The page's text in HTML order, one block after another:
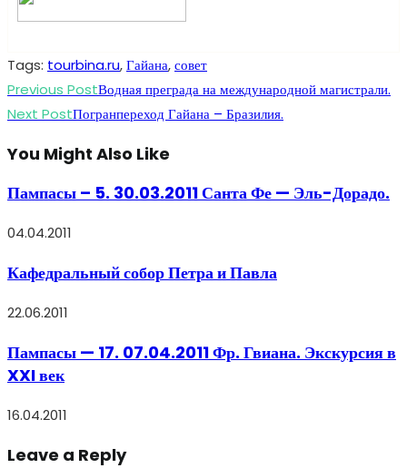
Tags: tourbina.ru,Гайана,совет
Read
more
Previous PostВодная преграда на международной магистрали.
Next PostПогранпереход Гайана – Бразилия.
You Might Also Like
Пампасы – 5. 30.03.2011 Санта Фе — Эль-Дорадо.
04.04.2011
Кафедральный собор Петра и Павла
22.06.2011
Пампасы — 17. 07.04.2011 Фр. Гвиана. Экскурсия в
XXI век
16.04.2011
Leave a Reply